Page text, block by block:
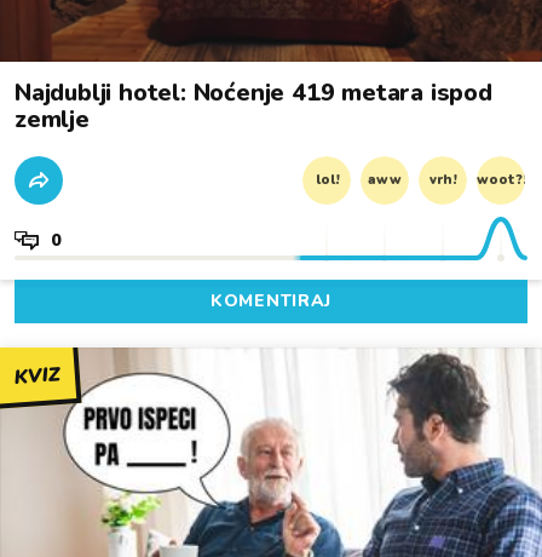
Najdublji hotel: Noćenje 419 metara ispod
zemlje
lol! aww vrh! woot?!
0
KOMENTIRAJ
KVIZ